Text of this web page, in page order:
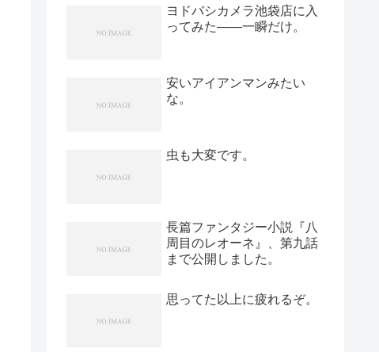
ヨドバシカメラ池袋店に入
ってみた――一瞬だけ。
安いアイアンマンみたい
な。
虫も大変です。
長篇ファンタジー小説『八
周目のレオーネ』、第九話
まで公開しました。
思ってた以上に疲れるぞ。